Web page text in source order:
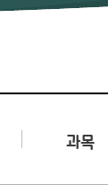
과목